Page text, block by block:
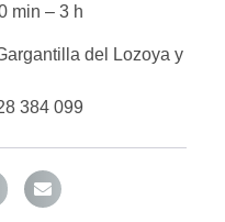
min – 3 h
del Lozoya y
384 099